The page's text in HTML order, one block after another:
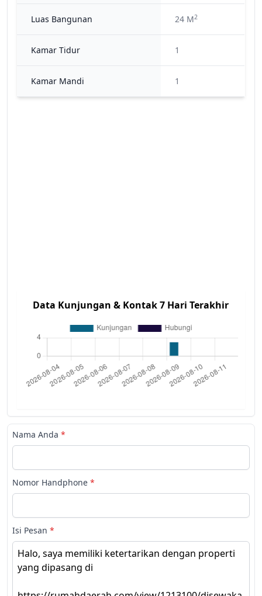
Luas Bangunan 24 M2
Kamar Tidur 1
Kamar Mandi 1
Data Kunjungan & Kontak 7 Hari Terakhir
Nama Anda *
Nomor Handphone *
Isi Pesan *